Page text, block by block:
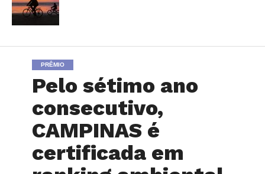
PRÊMIO
Pelo sétimo ano
consecutivo,
CAMPINAS é
certificada em